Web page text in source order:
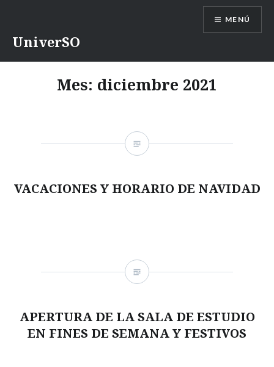
UniverSO
MENÚ
Mes: diciembre 2021
VACACIONES Y HORARIO DE NAVIDAD
APERTURA DE LA SALA DE ESTUDIO
EN FINES DE SEMANA Y FESTIVOS